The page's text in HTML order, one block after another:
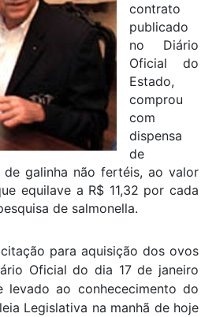
contrato
publicado
no Diário
Oficial do
Estado,
comprou
com
dispensa
de
galinha não fertéis, ao valor
equilave a R$ 11,32 por cada
de salmonella.
para aquisição dos ovos
Oficial do dia 17 de janeiro
ao conhececimento do
Legislativa na manhã de hoje